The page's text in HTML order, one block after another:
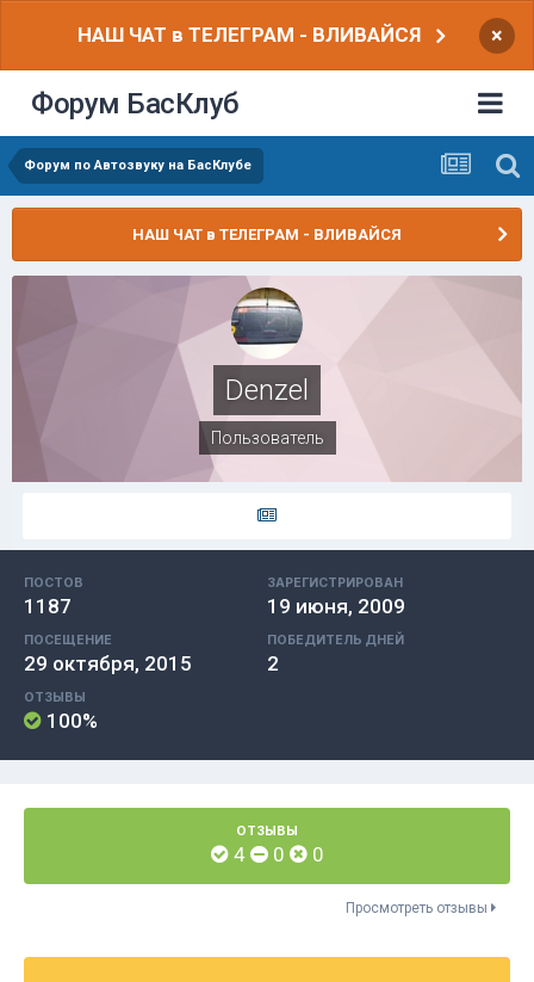
НАШ ЧАТ в ТЕЛЕГРАМ - ВЛИВАЙСЯ ×
Форум БасКлуб
Форум по Автозвуку на БасКлубе
НАШ ЧАТ в ТЕЛЕГРАМ - ВЛИВАЙСЯ
Denzel
Пользователь
ПОСТОВ
1187
ЗАРЕГИСТРИРОВАН
19 июня, 2009
ПОСЕЩЕНИЕ
29 октября, 2015
ПОБЕДИТЕЛЬ ДНЕЙ
2
ОТЗЫВЫ
100%
ОТЗЫВЫ
4 0 0
Просмотреть отзывы